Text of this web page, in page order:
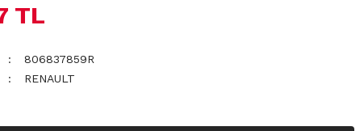
TL
806837859R
RENAULT